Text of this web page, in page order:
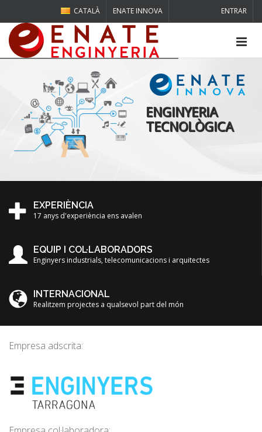
ENTRAR
CATALÀ ENATE INNOVA
ENGINYERIA
TECNOLÒGICA
EXPERIÈNCIA
17 anys d'experiència ens avalen
EQUIP I COL·LABORADORS
Enginyers industrials, telecomunicacions i arquitectes
INTERNACIONAL
Realitzem projectes a qualsevol part del món
Empresa adscrita: